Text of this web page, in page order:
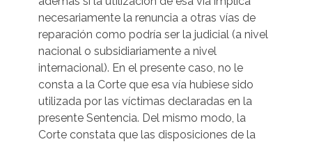
necesariamente la renuncia a otras vías de
reparación como podría ser la judicial (a nivel
nacional o subsidiariamente a nivel
internacional). En el presente caso, no le
consta a la Corte que esa vía hubiese sido
utilizada por las víctimas declaradas en la
presente Sentencia. Del mismo modo, la
Corte constata que las disposiciones de la